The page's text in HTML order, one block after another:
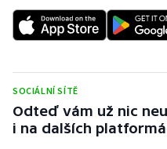
Sportovní střelba
Triatlon
SOCIÁLNÍ SÍTĚ
Odteď vám už nic
i na dalších